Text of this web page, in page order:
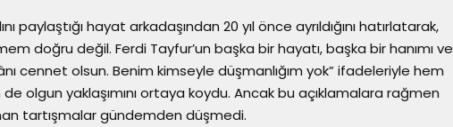
paylaştığı hayat arkadaşından 20 yıl önce ayrıldığını hatırlatarak,
doğru değil. Ferdi Tayfur’un başka bir hayatı, başka bir hanımı ve
cennet olsun. Benim kimseyle düşmanlığım yok” ifadeleriyle hem
olgun yaklaşımını ortaya koydu. Ancak bu açıklamalara rağmen
tartışmalar gündemden düşmedi.